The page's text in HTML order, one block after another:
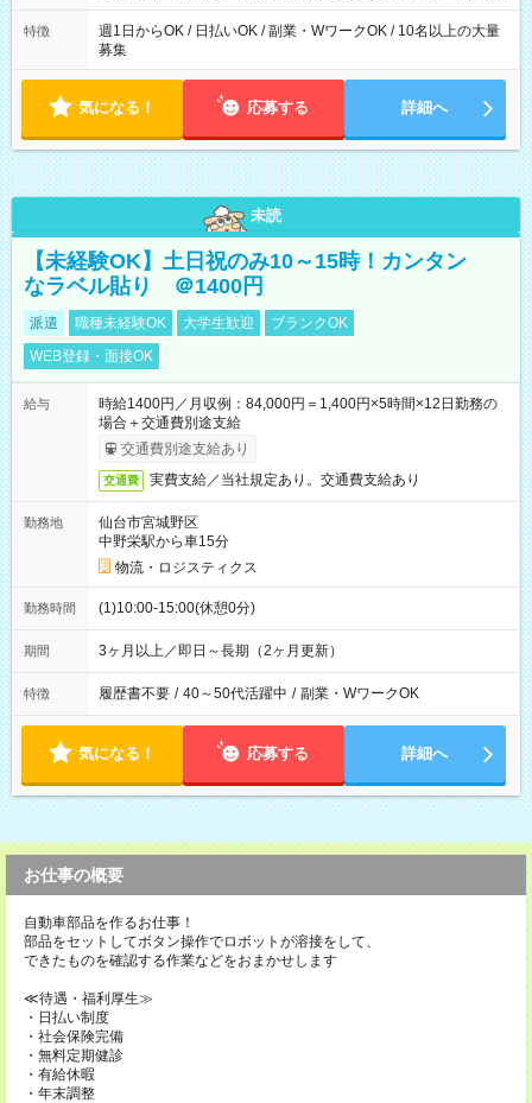
募集は行っておりません。予めご了承くださいませ。
特徴
週1日からOK / 日払いOK / 副業・WワークOK / 10名以上の大量
募集
気になる！ 応募する 詳細へ
未読
【未経験OK】土日祝のみ10～15時！カンタン
なラベル貼り ＠1400円
派遣 職種未経験OK 大学生歓迎
ブランクOK
WEB登録・面接OK
給与
時給1400円／月収例：84,000円＝1,400円×5時間×12日勤務の
場合＋交通費別途支給
交通費別途支給あり
交通費 実費支給／当社規定あり。交通費支給あり
勤務地
仙台市宮城野区
中野栄駅から車15分
物流・ロジスティクス
勤務時間 (1)10:00-15:00(休憩0分)
期間 3ヶ月以上／即日～長期（2ヶ月更新）
特徴 履歴書不要 / 40～50代活躍中 / 副業・WワークOK
気になる！ 応募する 詳細へ
お仕事の概要
自動車部品を作るお仕事！
部品をセットしてボタン操作でロボットが溶接をして、
できたものを確認する作業などをおまかせします
≪待遇・福利厚生≫
・日払い制度
・社会保険完備
・無料定期健診
・有給休暇
・年末調整